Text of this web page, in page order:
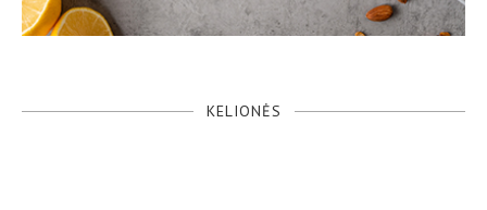
KELIONĖS